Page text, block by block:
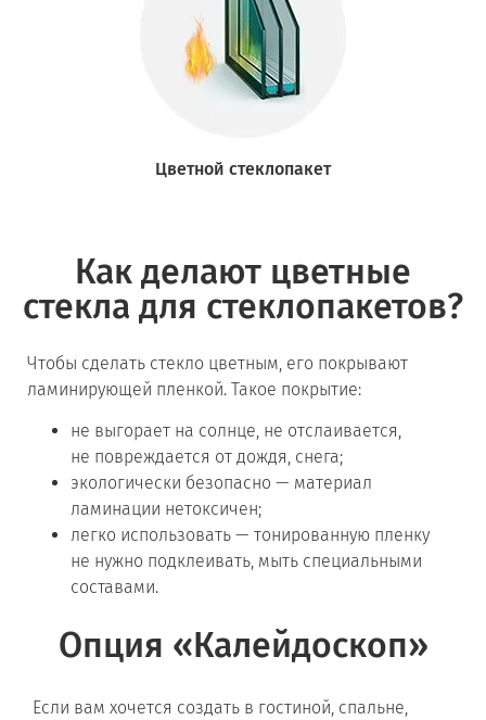
Цветной стеклопакет
Как делают цветные
стекла для стеклопакетов?
Чтобы сделать стекло цветным, его покрывают
ламинирующей пленкой. Такое покрытие:
не выгорает на солнце, не отслаивается,
не повреждается от дождя, снега;
экологически безопасно — материал
ламинации нетоксичен;
легко использовать — тонированную пленку
не нужно подклеивать, мыть специальными
составами.
Опция «Калейдоскоп»
Если вам хочется создать в гостиной, спальне,